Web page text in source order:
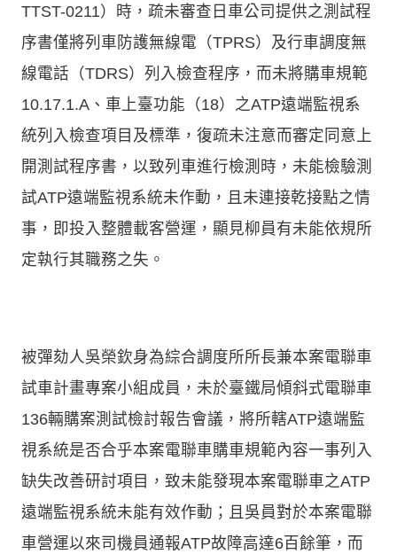
TTST-0211）時，疏未審查日車公司提供之測試程
序書僅將列車防護無線電（TPRS）及行車調度無
線電話（TDRS）列入檢查程序，而未將購車規範
10.17.1.A、車上臺功能（18）之ATP遠端監視系
統列入檢查項目及標準，復疏未注意而審定同意上
開測試程序書，以致列車進行檢測時，未能檢驗測
試ATP遠端監視系統未作動，且未連接乾接點之情
事，即投入整體載客營運，顯見柳員有未能依規所
定執行其職務之失。
被彈劾人吳榮欽身為綜合調度所所長兼本案電聯車
試車計畫專案小組成員，未於臺鐵局傾斜式電聯車
136輛購案測試檢討報告會議，將所轄ATP遠端監
視系統是否合乎本案電聯車購車規範內容一事列入
缺失改善研討項目，致未能發現本案電聯車之ATP
遠端監視系統未能有效作動；且吳員對於本案電聯
車營運以來司機員通報ATP故障高達6百餘筆，而